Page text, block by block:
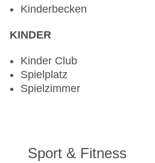
Kinderbecken
KINDER
Kinder Club
Spielplatz
Spielzimmer
Sport & Fitness